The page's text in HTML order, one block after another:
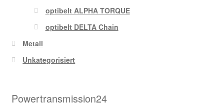
optibelt ALPHA TORQUE
optibelt DELTA Chain
Metall
Unkategorisiert
Powertransmission24